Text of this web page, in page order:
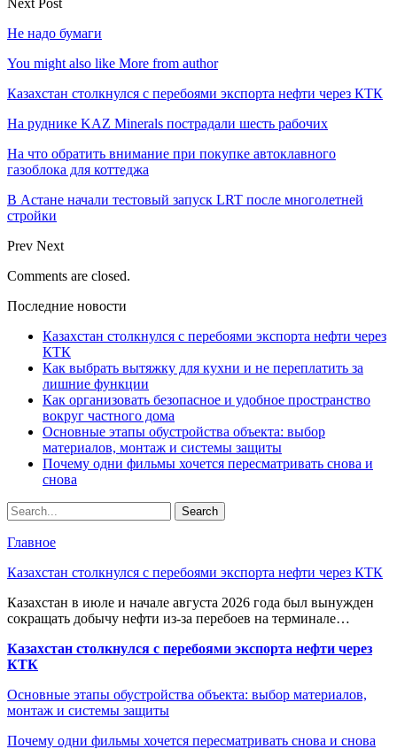
Не надо бумаги
You might also like More from author
Казахстан столкнулся с перебоями экспорта нефти через КТК
На руднике KAZ Minerals пострадали шесть рабочих
На что обратить внимание при покупке автоклавного
газоблока для коттеджа
В Астане начали тестовый запуск LRT после многолетней
стройки
Prev Next
Comments are closed.
Последние новости
Казахстан столкнулся с перебоями экспорта нефти через
КТК
Как выбрать вытяжку для кухни и не переплатить за
лишние функции
Как организовать безопасное и удобное пространство
вокруг частного дома
Основные этапы обустройства объекта: выбор
материалов, монтаж и системы защиты
Почему одни фильмы хочется пересматривать снова и
снова
Главное
Казахстан столкнулся с перебоями экспорта нефти через КТК
Казахстан в июле и начале августа 2026 года был вынужден
сокращать добычу нефти из-за перебоев на терминале…
Казахстан столкнулся с перебоями экспорта нефти через
КТК
Основные этапы обустройства объекта: выбор материалов,
монтаж и системы защиты
Почему одни фильмы хочется пересматривать снова и снова